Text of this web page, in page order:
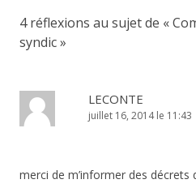
4 réflexions au sujet de «
syndic»
LECONTE
juillet 16, 2014 le 11:43
merci de m’informer des décrets